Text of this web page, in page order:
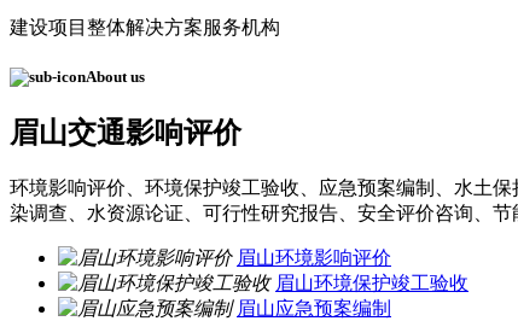
建设项目整体解决方案服务机构
About us
眉山交通影响评价
环境影响评价、环境保护竣工验收、应急预案编制、水土
染调查、水资源论证、可行性研究报告、安全评价咨询、
眉山环境影响评价
眉山环境保护竣工验收
眉山应急预案编制